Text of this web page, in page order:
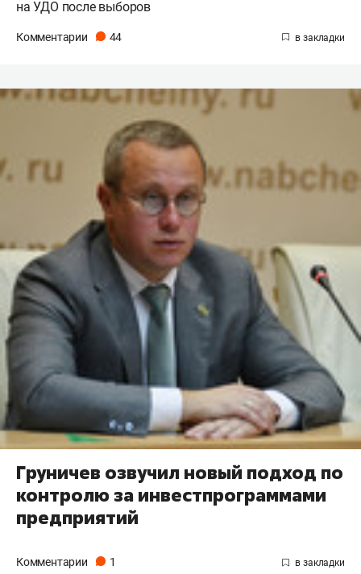
на УДО после выборов
Комментарии 44
Груничев озвучил новый подход по
контролю за инвестпрограммами
предприятий
Комментарии 1